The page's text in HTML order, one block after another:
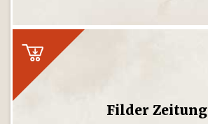
Filder Zeitung